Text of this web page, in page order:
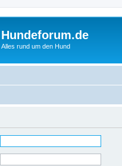
Hundeforum.de
Alles rund um den Hund